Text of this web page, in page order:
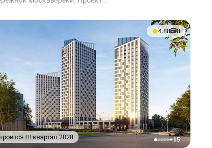
III квартал 2028
4.88 8
12345+15